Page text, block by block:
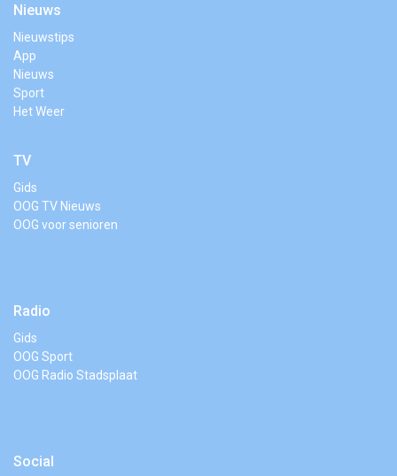
Nieuws
Nieuwstips
App
Nieuws
Sport
Het Weer
TV
Gids
OOG TV Nieuws
OOG voor senioren
Radio
Gids
OOG Sport
OOG Radio Stadsplaat
Social